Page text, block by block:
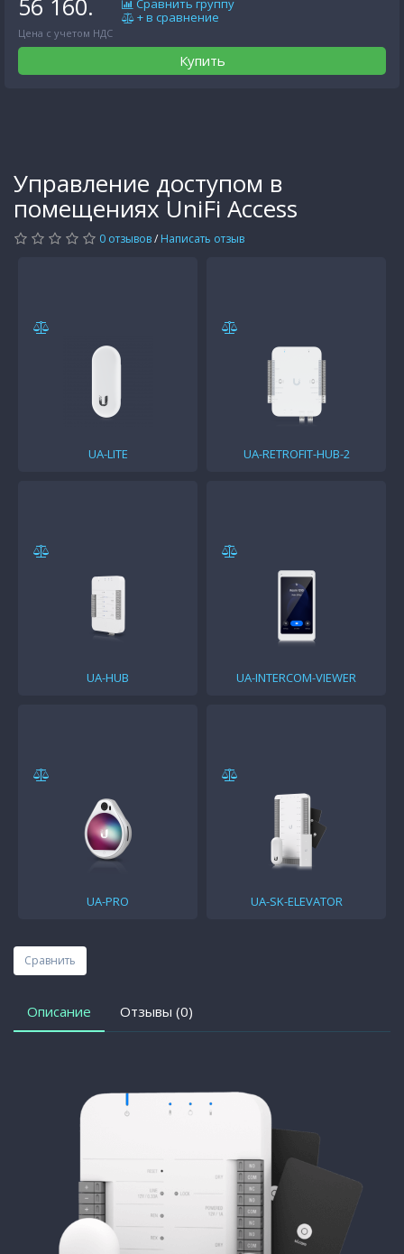
Цена с учетом НДС
+ в сравнение
Купить
Управление доступом в
помещениях UniFi Access
0 отзывов/ Написать отзыв
UA-LITE UA-RETROFIT-HUB-2
UA-HUB UA-INTERCOM-VIEWER
UA-PRO UA-SK-ELEVATOR
Сравнить
Описание Отзывы (0)